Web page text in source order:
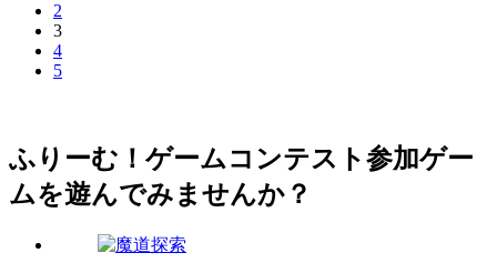
2
3
4
5
ふりーむ！ゲームコンテスト参加ゲー
ムを遊んでみませんか？